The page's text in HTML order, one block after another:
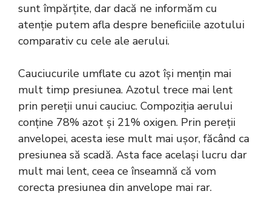
sunt împărțite, dar dacă ne informăm cu
atenție putem afla despre beneficiile azotului
comparativ cu cele ale aerului.
Cauciucurile umflate cu azot își mențin mai
mult timp presiunea. Azotul trece mai lent
prin pereții unui cauciuc. Compoziția aerului
conține 78% azot și 21% oxigen. Prin pereții
anvelopei, acesta iese mult mai ușor, făcând ca
presiunea să scadă. Asta face același lucru dar
mult mai lent, ceea ce înseamnă că vom
corecta presiunea din anvelope mai rar.